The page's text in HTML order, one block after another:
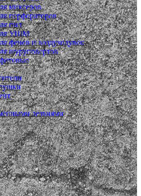
миксеров
перфораторов
пил
УШМ
фенов и воздуходувок
шуруповертов
лезвиями